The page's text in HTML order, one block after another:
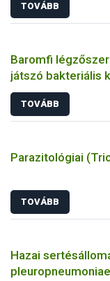
TOVÁBB
Baromfi
játszó bakteriális
TOVÁBB
Parazitológiai
TOVÁBB
Hazai